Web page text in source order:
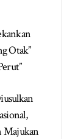
Otak”
Majukan